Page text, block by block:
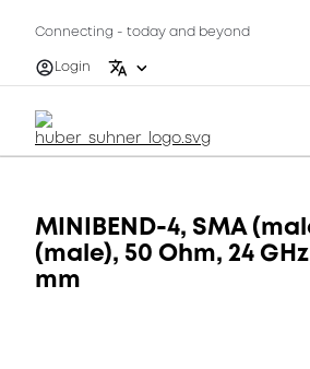
Connecting - today and beyond
Login
MINIBEND-4, SMA
(male), 50 Ohm, 24
mm